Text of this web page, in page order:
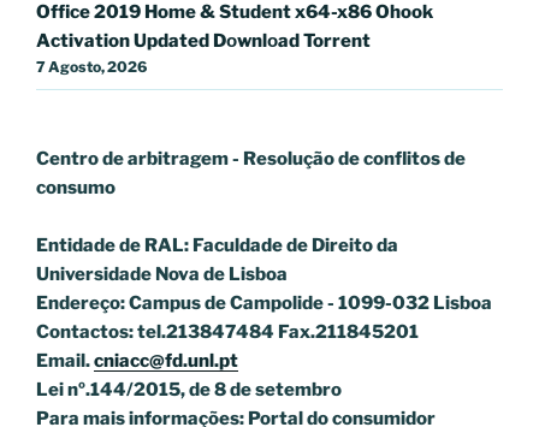
Office 2019 Home & Student x64-x86 Ohook
Activation Updated Dоwnlоad Torrent
7 Agosto, 2026
Centro de arbitragem - Resolução de conflitosde
consumo
Entidade de RAL: Faculdade de Direito da
Universidade Nova de Lisboa
Endereço: Campus de Campolide - 1099-032 Lisboa
Contactos: tel.213847484 Fax.211845201
Email.cniacc@fd.unl.pt
Lei nº.144/2015, de 8 de setembro
Para mais informações: Portal do consumidor